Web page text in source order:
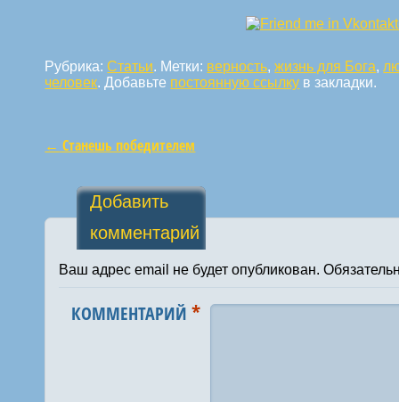
Рубрика:Статьи. Метки: верность,жизнь для Бога,
человек. Добавьте постоянную ссылку в закладки.
Навигация по статьям
← Станешь победителем
Добавить
комментарий
Ваш адрес email не будет опубликован.
КОММЕНТАРИЙ*